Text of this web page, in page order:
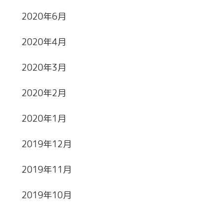
2020年6月
2020年4月
2020年3月
2020年2月
2020年1月
2019年12月
2019年11月
2019年10月